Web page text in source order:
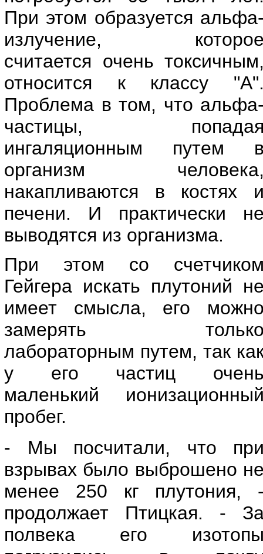
При этом образуется
излучение,
считается очень
относится к классу
Проблема в том, что
частицы,
ингаляционным путем
организм
накапливаются в костях
печени. И практически
выводятся из организма.
При этом со
Гейгера искать плутоний
имеет смысла, его
замерять
лабораторным путем, так
у его частиц
маленький
пробег.
- Мы посчитали, что
взрывах было выброшено
менее 250 кг плутония,
продолжает Птицкая. -
полвека его